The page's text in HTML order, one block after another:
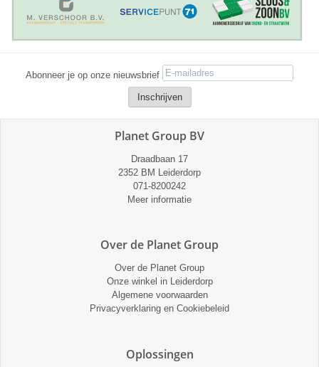
Abonneer je op onze nieuwsbrief
Planet Group BV
Draadbaan 17
2352 BM Leiderdorp
071-8200242
Meer informatie
Over de Planet Group
Over de Planet Group
Onze winkel in Leiderdorp
Algemene voorwaarden
Privacyverklaring en Cookiebeleid
Oplossingen